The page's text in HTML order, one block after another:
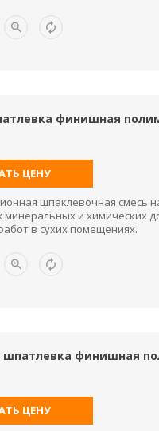
финишная
ЦЕНУ
шпаклевочная смесь
минеральных и химических
в сухих помещениях.
шпатлевка финишная
ЦЕНУ